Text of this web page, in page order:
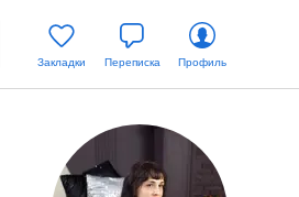
Закладки Переписка Профиль